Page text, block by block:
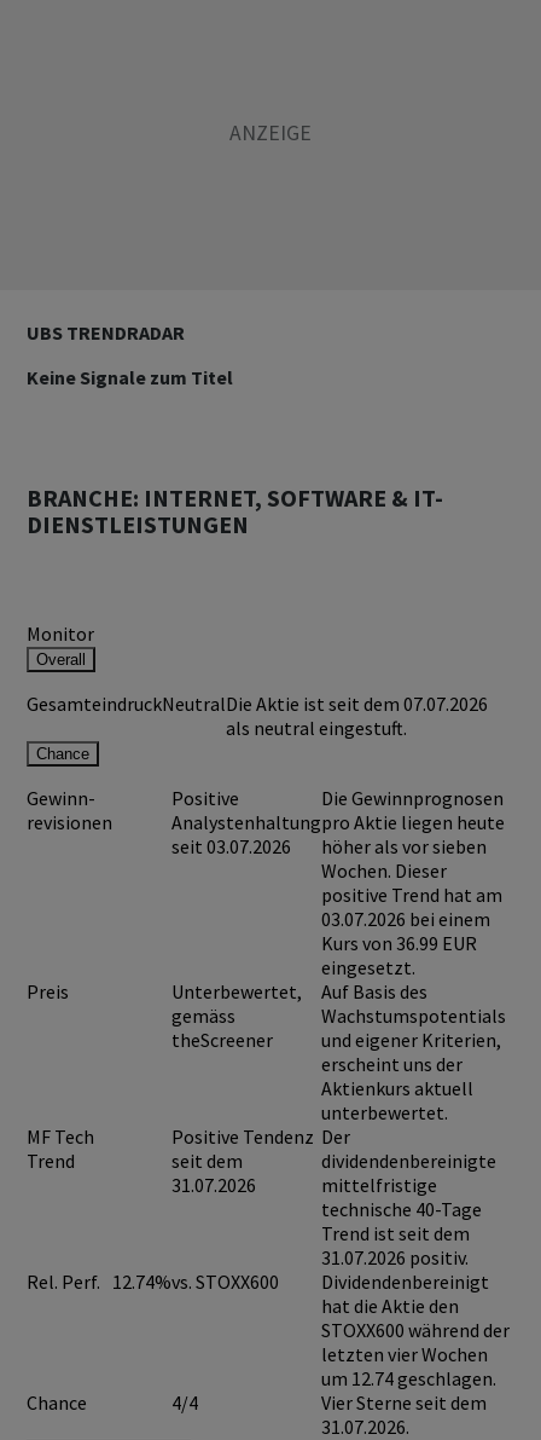
UBS TRENDRADAR
Keine Signale zum Titel
BRANCHE: INTERNET, SOFTWARE & IT-
DIENSTLEISTUNGEN
Monitor
Overall
GesamteindruckNeutralDie Aktie ist seit dem 07.07.2026
als neutral eingestuft.
Chance
Gewinn-
revisionen
Positive
Analystenhaltung
seit 03.07.2026
Die Gewinnprognosen
pro Aktie liegen heute
höher als vor sieben
Wochen. Dieser
positive Trend hat am
03.07.2026 bei einem
Kurs von 36.99 EUR
eingesetzt.
Preis
Unterbewertet,
gemäss
theScreener
Auf Basis des
Wachstumspotentials
und eigener Kriterien,
erscheint uns der
Aktienkurs aktuell
unterbewertet.
MF Tech
Trend
Positive Tendenz
seit dem
31.07.2026
Der
dividendenbereinigte
mittelfristige
technische 40-Tage
Trend ist seit dem
31.07.2026 positiv.
Rel. Perf. 12.74%vs. STOXX600
Dividendenbereinigt
hat die Aktie den
STOXX600 während der
letzten vier Wochen
um 12.74 geschlagen.
Chance
4/4
Vier Sterne seit dem
31.07.2026.